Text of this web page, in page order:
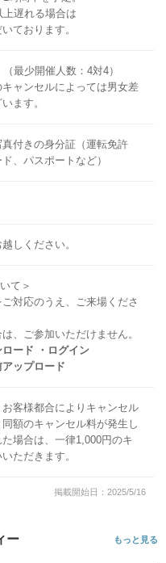
遅れる場合は
ております。
最少開催人数：4対4）
ャンセルによっては男女差
ます。
付きの身分証（運転免許
、パスポートなど）
しください。
て＞
対応のうえ、ご来場くださ
、ご参加いただけません。
ード ・ログイン
ップロード
客様都合によりキャンセル
額のキャンセル料が発生し
場合は、一律1,000円のキ
ただきます。
掲載開始日：2025/5/16
ー もっと見る